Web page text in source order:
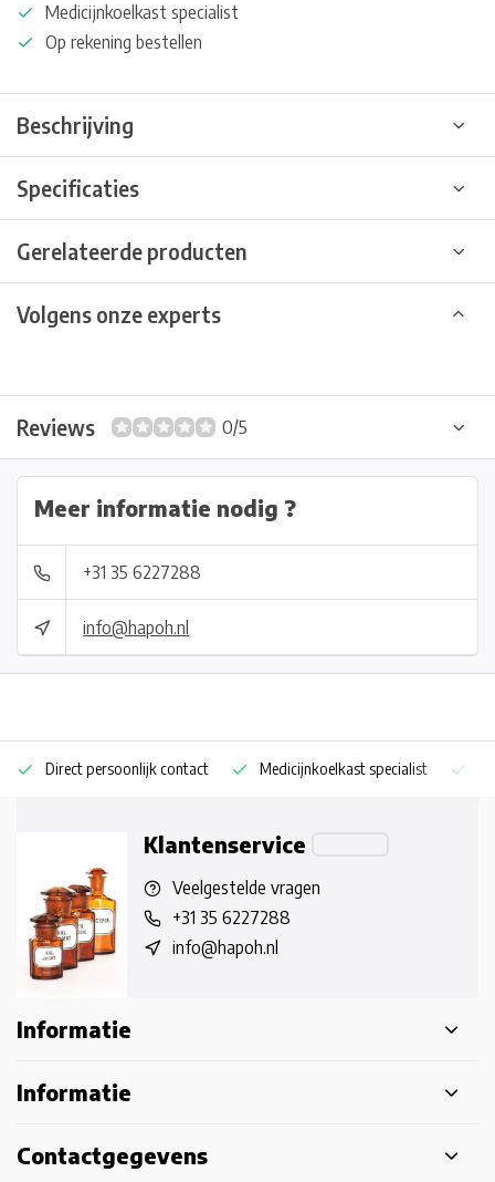
Medicijnkoelkast specialist
Op rekening bestellen
Beschrijving
Specificaties
Gerelateerde producten
Volgens onze experts
Reviews 0/5
Meer informatie nodig ?
+31 35 6227288
info@hapoh.nl
Direct persoonlijk contact Medicijnkoelkast specialist
Klantenservice
Veelgestelde vragen
+31 35 6227288
info@hapoh.nl
Informatie
Informatie
Contactgegevens